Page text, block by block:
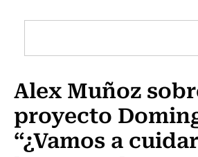
Cultura
Programas Radio y TV Usach
Alex Muñoz
proyecto
“¿Vamos a